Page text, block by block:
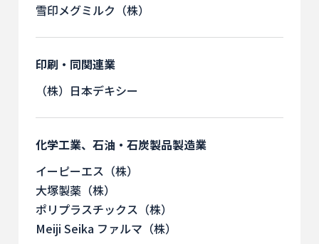
雪印メグミルク（株）
印刷・同関連業
（株）日本デキシー
化学工業、石油・石炭製品製造業
イーピーエス（株）
大塚製薬（株）
ポリプラスチックス（株）
Meiji Seika ファルマ（株）